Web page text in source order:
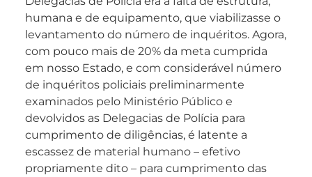
humana e de equipamento, que viabilizasse o
levantamento do número de inquéritos. Agora,
com pouco mais de 20% da meta cumprida
em nosso Estado, e com considerável número
de inquéritos policiais preliminarmente
examinados pelo Ministério Público e
devolvidos as Delegacias de Polícia para
cumprimento de diligências, é latente a
escassez de material humano – efetivo
propriamente dito – para cumprimento das